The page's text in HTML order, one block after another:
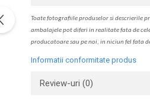
Toate fotografiile produselorsidescrierile
ambalajele pot diferi in realitate fata de
producatoare sau pe noi, in niciun fel fata
Informatii conformitate produs
Review-uri (0)